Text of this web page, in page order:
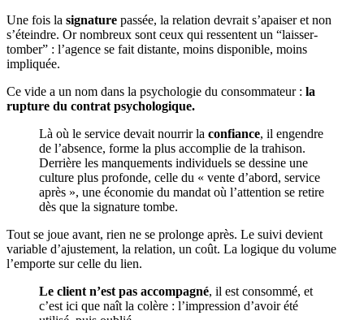
Une fois la signature passée, la relation devrait s’apaiser et non
s’éteindre. Or nombreux sont ceux qui ressentent un “laisser-
tomber” : l’agence se fait distante, moins disponible, moins
impliquée.
Ce vide a un nom dans la psychologie du consommateur : la
rupture du contrat psychologique.
Là où le service devait nourrir la confiance, il engendre
de l’absence, forme la plus accomplie de la trahison.
Derrière les manquements individuels se dessine une
culture plus profonde, celle du « vente d’abord, service
après », une économie du mandat où l’attention se retire
dès que la signature tombe.
Tout se joue avant, rien ne se prolonge après. Le suivi devient
variable d’ajustement, la relation, un coût. La logique du volume
l’emporte sur celle du lien.
Le client n’est pas accompagné, il est consommé, et
c’est ici que naît la colère : l’impression d’avoir été